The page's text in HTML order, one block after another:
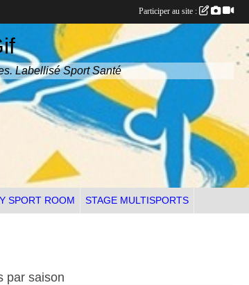
Labellisé Sport Santé
SPORT ROOM STAGE MULTISPORTS
par saison
Participer au site :